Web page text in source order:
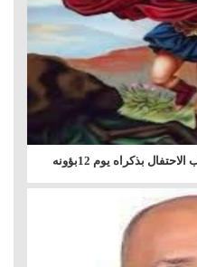
بذكراه يوم 12بؤونه